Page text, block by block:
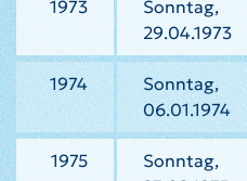
1973
Sonntag,
29.04.1973
1974
Sonntag,
06.01.1974
1975
Sonntag,